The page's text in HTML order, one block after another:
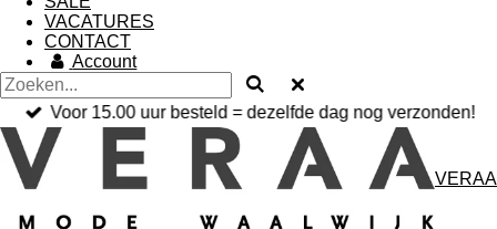
VACATURES
CONTACT
Account
Voor 15.00 uur besteld = dezelfde dag nog verzonden!
VERAA